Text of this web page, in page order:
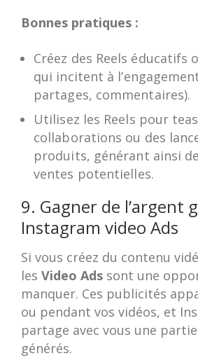
Bonnes pratiques :
Créez des Reels éducatifs
qui incitent à
partages, commentaires).
Utilisez les Reels pour
collaborations ou des
produits, générant ainsi
ventes potentielles.
9. Gagner de l’argent
Instagram video Ads
Si vous créez du contenu
les Video Ads sont une
manquer. Ces publicités
ou pendant vos vidéos, et
partage avec vous une
générés.